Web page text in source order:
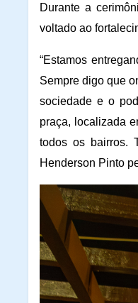
Durante a
voltado ao
“Estamos
Sempre digo que
sociedade e o
praça, localizada
todos os bairros.
Henderson Pinto